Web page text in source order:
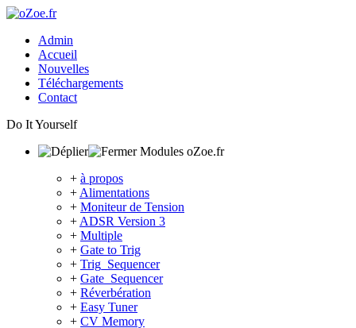
Admin
Accueil
Nouvelles
Téléchargements
Contact
Do It Yourself
Modules oZoe.fr
+ à propos
+ Alimentations
+ Moniteur de Tension
+ ADSR Version 3
+ Multiple
+ Gate to Trig
+ Trig_Sequencer
+ Gate_Sequencer
+ Réverbération
+ Easy Tuner
+ CV Memory